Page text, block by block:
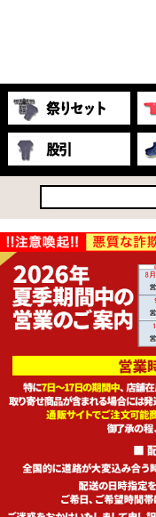
祭りセット
股引